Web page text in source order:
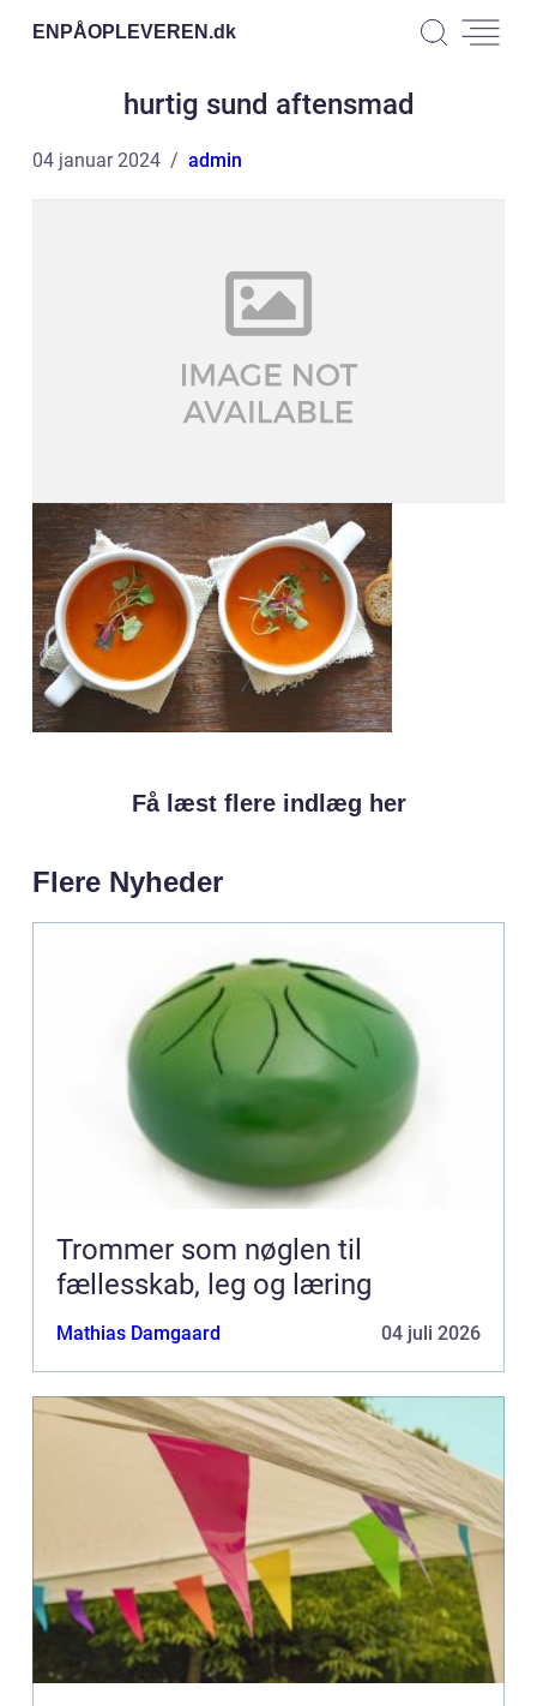
ENPÅOPLEVEREN.dk
hurtig sund aftensmad
04 januar 2024 admin
Få læst flere indlæg her
Flere Nyheder
Trommer som nøglen til
fællesskab, leg og læring
Mathias Damgaard 04 juli 2026